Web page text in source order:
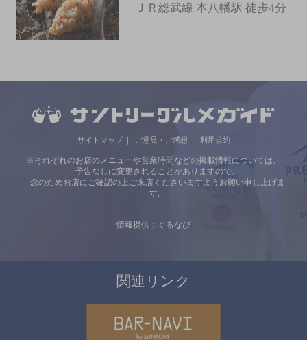
ＪＲ総武線 本八幡駅 徒歩4分
サイトマップ ご意見・ご感想 利用規約
※それぞれのお店のメニューや営業時間などの掲載情報については、
予告なしに変更されることがありますので、
念のためお店にご確認の上ご来店くださいますようお願い申し上げま
す。
情報提供：ぐるなび
関連リンク